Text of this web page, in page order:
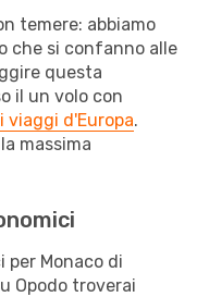
temere: abbiamo
che si confanno alle
questa
il un volo con
viaggi d'Europa.
massima
per Monaco di
Opodo troverai